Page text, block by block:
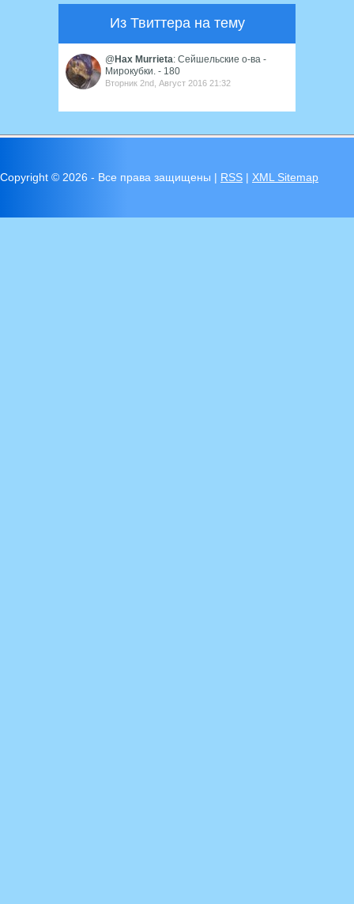
Из Твиттера на тему
@ Hax Murrieta: Сейшельские о-ва -
Мирокубки. - 180
Вторник 2nd, Август 2016 21:32
Copyright © 2026 - Все права защищены | RSS | XML Sitemap